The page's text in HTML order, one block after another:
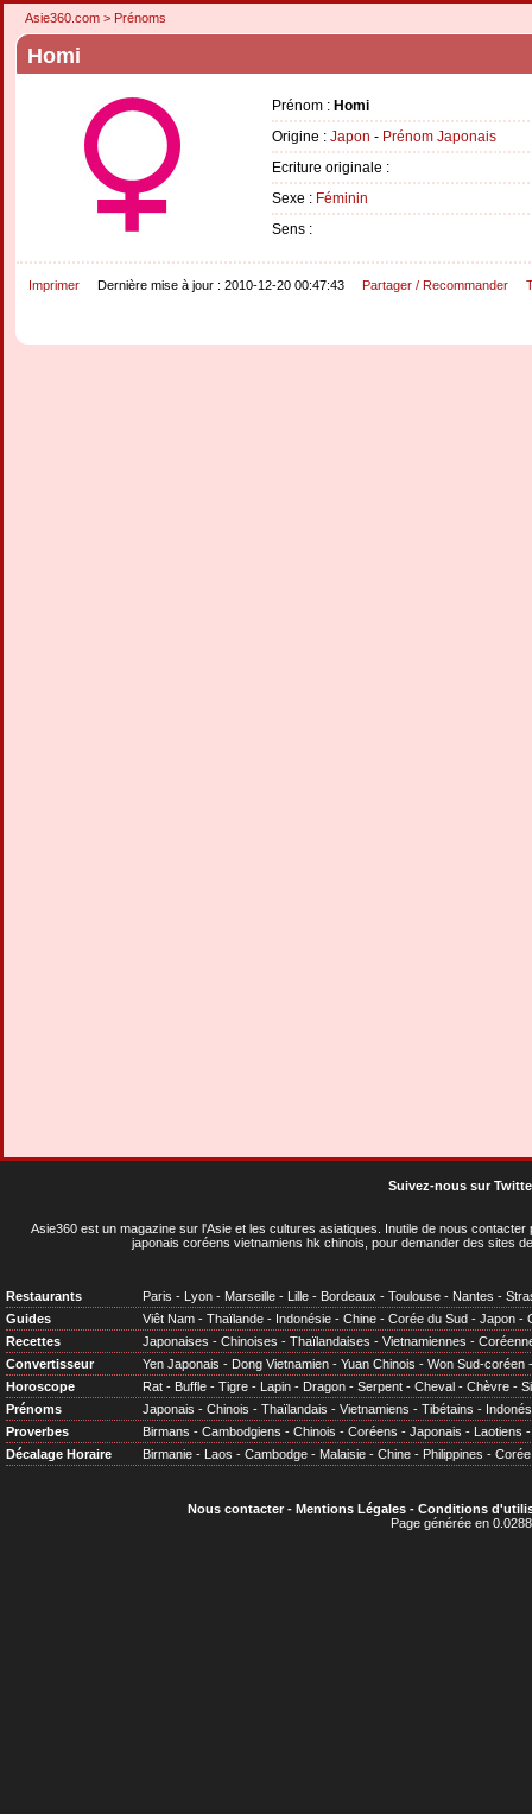
Asie360.com > Prénoms
Homi
Prénom : Homi
Origine : Japon - Prénom Japonais
Ecriture originale :
Sexe : Féminin
Sens :
Imprimer Dernière mise à jour : 2010-12-20 00:47:43 Partager / Recommander
Suivez-nous sur
Asie360 est un magazine sur l'Asie et les cultures asiatiques . Inutile de nous
japonais coréens vietnamiens hk chinois, pour demander des sites
Restaurants Paris - Lyon - Marseille - Lille - Bordeaux - Toulouse - Nantes -
Guides
Viêt Nam - Thaïlande - Indonésie - Chine - Corée du Sud - Japon -
Recettes
Japonaises - Chinoises - Thaïlandaises - Vietnamiennes -
Convertisseur
Yen Japonais - Dong Vietnamien - Yuan Chinois - Won Sud-coréen
Horoscope
Rat - Buffle - Tigre - Lapin - Dragon - Serpent - Cheval - Chèvre -
Prénoms
Japonais - Chinois - Thaïlandais - Vietnamiens - Tibétains -
Proverbes
Birmans - Cambodgiens - Chinois - Coréens - Japonais - Laotiens
Décalage Horaire
Birmanie - Laos - Cambodge - Malaisie - Chine - Philippines - Corée
Nous contacter- Mentions Légales- Conditions
Page générée en